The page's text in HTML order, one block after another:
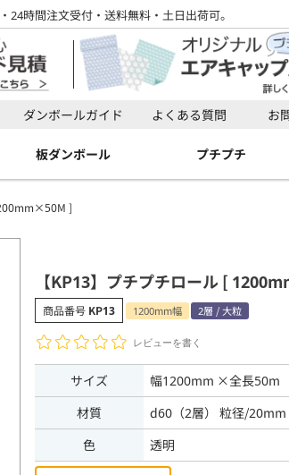
時間注文受付・送料無料・土日出荷可。
ダンボールガイド よくある質問 お
板ダンボール プチプチ
検索
]
【KP13】プチプチロール [
商品番号 KP13 1200mm幅 2層 / 大粒
レビューを書く
サイズ
幅1200mm ×全長50m
材質
d60（2層） 粒径/
色
透明